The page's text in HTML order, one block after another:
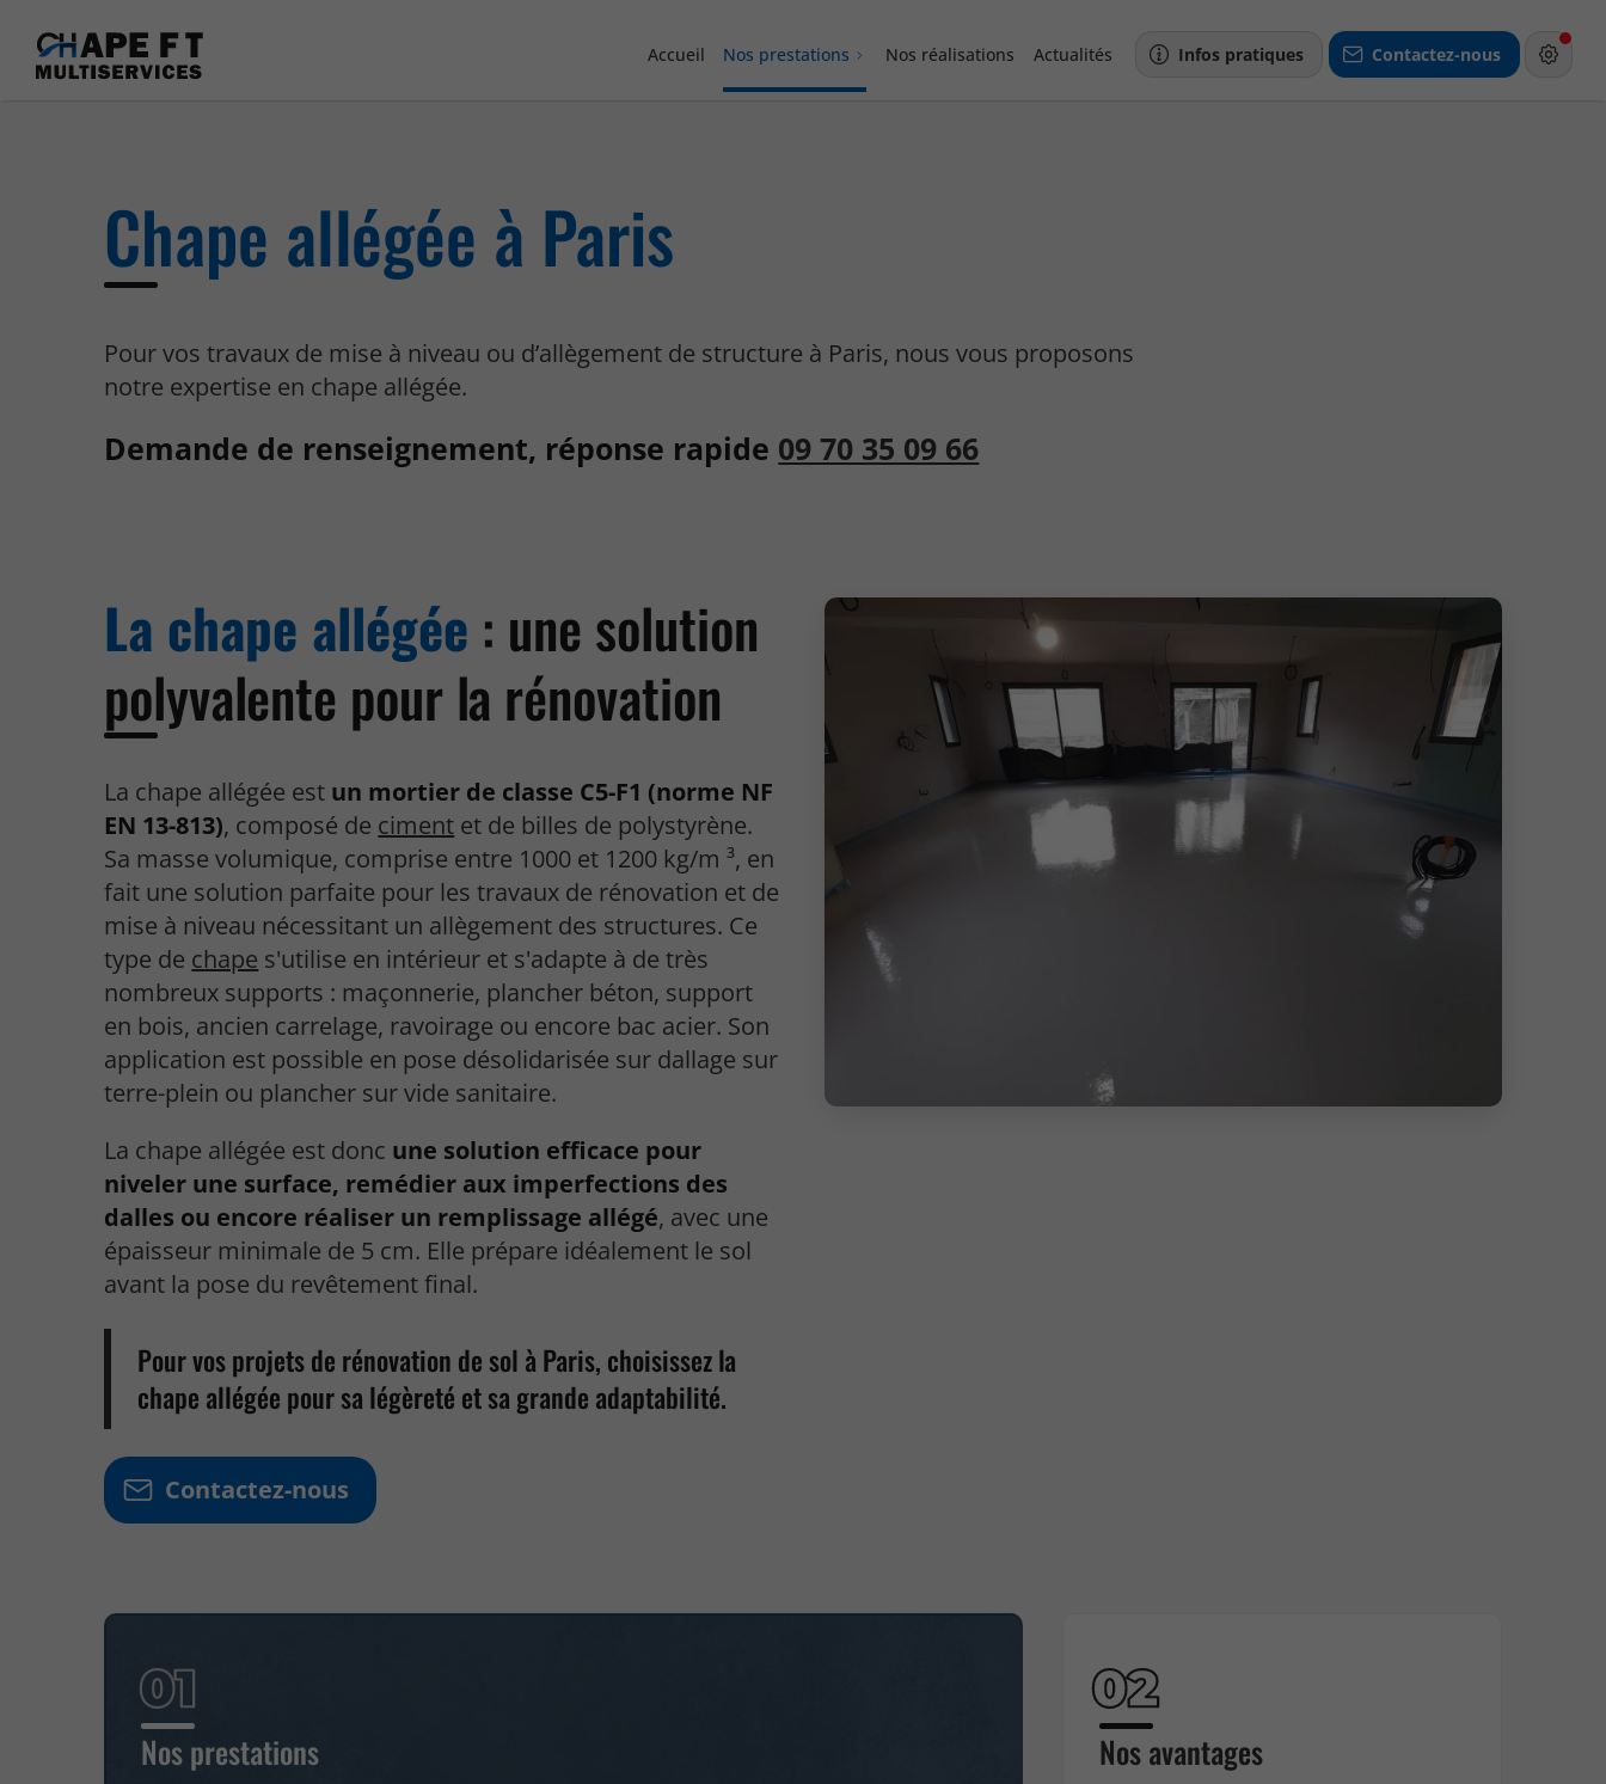
Accueil Nos prestations Nos réalisations Actualités Infos pratiques Contactez-nous
Chape allégée à Paris
Pour vos travaux de mise à niveau ou d’allègement de structure à Paris, nous vous proposons
notre expertise en chape allégée.
Demande de renseignement, réponse rapide 09 70 35 09 66
La chape allégée : une solution
polyvalente pour la rénovation
La chape allégée est un mortier de classe C5-F1 (norme NF
EN 13-813), composé de ciment et de billes de polystyrène.
Sa masse volumique, comprise entre 1000 et 1200 kg/m ³, en
fait une solution parfaite pour les travaux de rénovation et de
mise à niveau nécessitant un allègement des structures. Ce
type de chape s'utilise en intérieur et s'adapte à de très
nombreux supports : maçonnerie, plancher béton, support
en bois, ancien carrelage, ravoirage ou encore bac acier. Son
application est possible en pose désolidarisée sur dallage sur
terre-plein ou plancher sur vide sanitaire.
La chape allégée est donc une solution efficace pour
niveler une surface, remédier aux imperfections des
dalles ou encore réaliser un remplissage allégé, avec une
épaisseur minimale de 5 cm. Elle prépare idéalement le sol
avant la pose du revêtement final.
Pour vos projets de rénovation de sol à Paris, choisissez la
chape allégée pour sa légèreté et sa grande adaptabilité.
Contactez-nous
Nos prestations Nos avantages